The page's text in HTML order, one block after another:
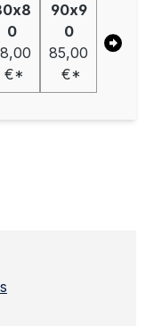
0
€*
90x9
0
85,00
€*
82,00